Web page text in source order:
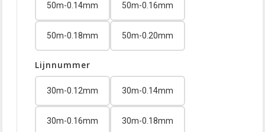
50m-0.14mm 50m-0.16mm
50m-0.18mm 50m-0.20mm
Lijnnummer
30m-0.12mm 30m-0.14mm
30m-0.16mm 30m-0.18mm